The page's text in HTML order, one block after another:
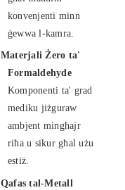
konvenjenti minn
ġewwa l-kamra.
Materjali Żero ta'
Formaldehyde
Komponenti ta' grad
mediku jiżguraw
ambjent mingħajr
riħa u sikur għal użu
estiż.
Qafas tal-Metall